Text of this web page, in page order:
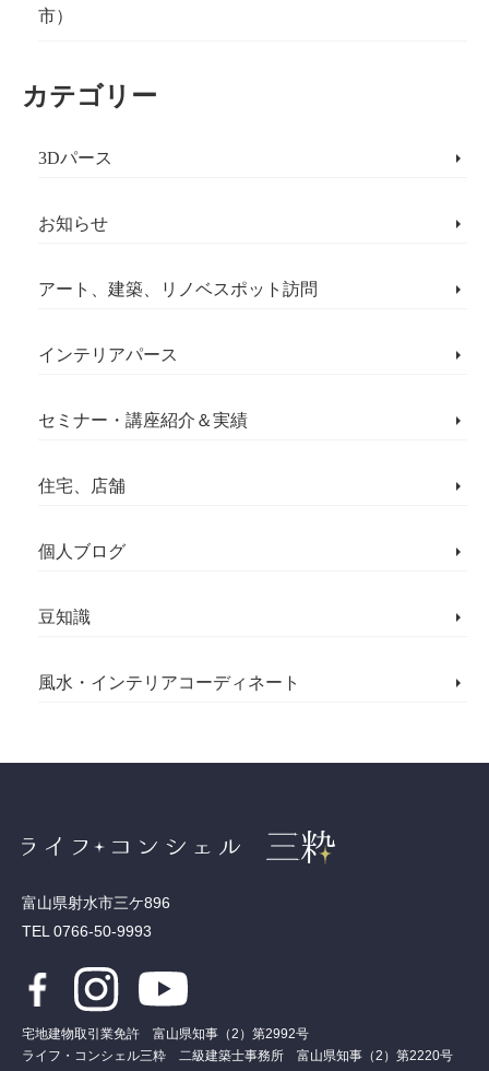
市）
カテゴリー
3Dパース
お知らせ
アート、建築、リノベスポット訪問
インテリアパース
セミナー・講座紹介＆実績
住宅、店舗
個人ブログ
豆知識
風水・インテリアコーディネート
富山県射水市三ケ896
TEL 0766-50-9993
宅地建物取引業免許 富山県知事（2）第2992号
ライフ・コンシェル三粋 二級建築士事務所 富山県知事（2）第2220号